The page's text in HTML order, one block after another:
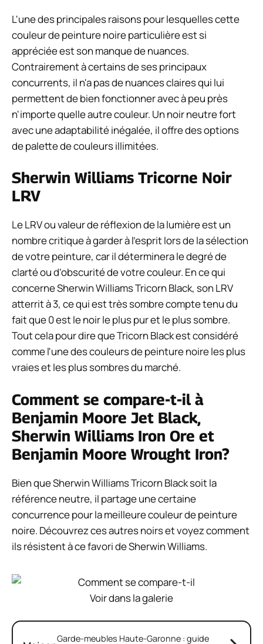
L'une des principales raisons pour lesquelles cette
couleur de peinture noire particulière est si
appréciée est son manque de nuances.
Contrairement à certains de ses principaux
concurrents, il n'a pas de nuances claires qui lui
permettent de bien fonctionner avec à peu près
n'importe quelle autre couleur. Un noir neutre fort
avec une adaptabilité inégalée, il offre des options
de palette de couleurs illimitées.
Sherwin Williams Tricorne Noir
LRV
Le LRV ou valeur de réflexion de la lumière est un
nombre critique à garder à l'esprit lors de la sélection
de votre peinture, car il déterminera le degré de
clarté ou d'obscurité de votre couleur. En ce qui
concerne Sherwin Williams Tricorn Black, son LRV
atterrit à 3, ce qui est très sombre compte tenu du
fait que 0 est le noir le plus pur et le plus sombre.
Tout cela pour dire que Tricorn Black est considéré
comme l'une des couleurs de peinture noire les plus
vraies et les plus sombres du marché.
Comment se compare-t-il à
Benjamin Moore Jet Black,
Sherwin Williams Iron Ore et
Benjamin Moore Wrought Iron?
Bien que Sherwin Williams Tricorn Black soit la
référence neutre, il partage une certaine
concurrence pour la meilleure couleur de peinture
noire. Découvrez ces autres noirs et voyez comment
ils résistent à ce favori de Sherwin Williams.
Voir dans la galerie
Garde-meubles Haute-Garonne : guide